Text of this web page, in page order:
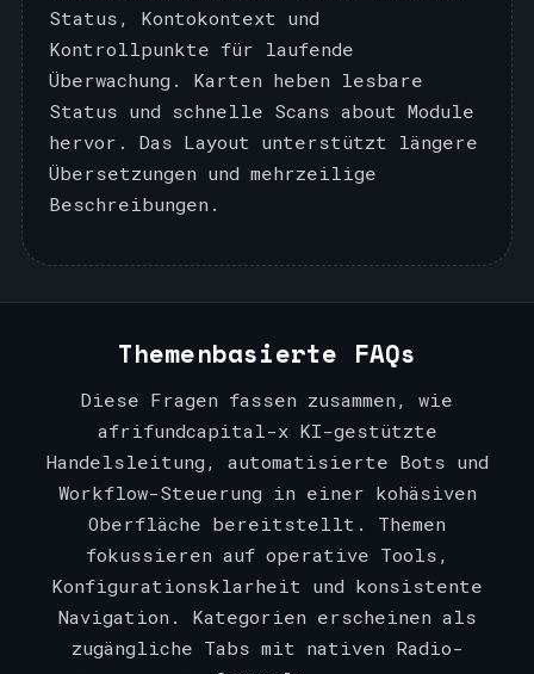
Status, Kontokontext und
Kontrollpunkte für laufende
Überwachung. Karten heben lesbare
Status und schnelle Scans about Module
hervor. Das Layout unterstützt längere
Übersetzungen und mehrzeilige
Beschreibungen.
Themenbasierte FAQs
Diese Fragen fassen zusammen, wie
afrifundcapital-x KI-gestützte
Handelsleitung, automatisierte Bots und
Workflow-Steuerung in einer kohäsiven
Oberfläche bereitstellt. Themen
fokussieren auf operative Tools,
Konfigurationsklarheit und konsistente
Navigation. Kategorien erscheinen als
zugängliche Tabs mit nativen Radio-